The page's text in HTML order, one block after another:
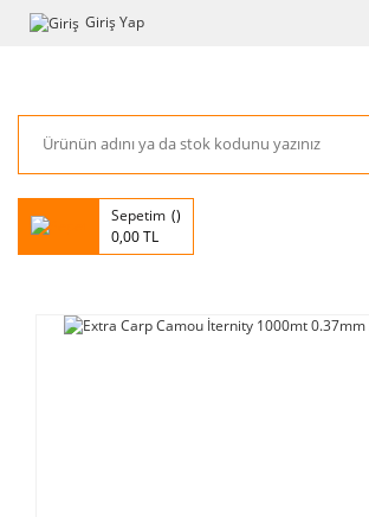
Giriş Yap
Sepetim
0,00 TL